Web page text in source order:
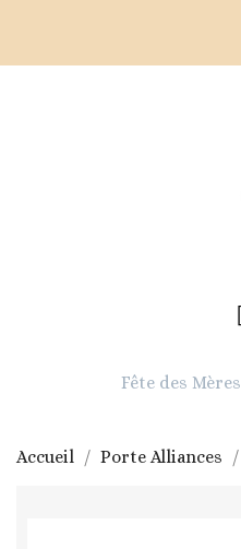
Fête des Mères
Accueil Porte Alliances